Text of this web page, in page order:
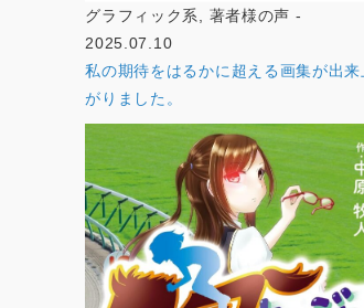
グラフィック系, 著者様の声 -
2025.07.10
私の期待をはるかに超える画集が出来
がりました。